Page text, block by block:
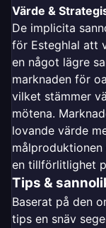
Värde &
De implicita
för Esteghlal att
en något lägre
marknaden för
vilket stämmer
mötena.
lovande värde
en tillförlitlighet
Tips &
Baserat på den
tips en snäv